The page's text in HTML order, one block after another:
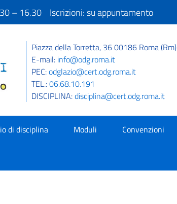
– 16.30 Iscrizioni: su appuntamento
Piazza della Torretta, 36 00186 Roma (Rm)
E-mail: info@odg.roma.it
PEC:odglazio@cert.odg.roma.it
TEL.:06.68.10.191
DISCIPLINA:disciplina@cert.odg.roma.it
di disciplina Moduli Convenzioni